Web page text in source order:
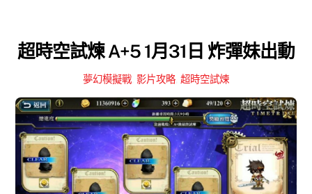
超時空試煉 A+5 1月31日 炸彈妹出動
夢幻模擬戰 影片攻略 超時空試煉